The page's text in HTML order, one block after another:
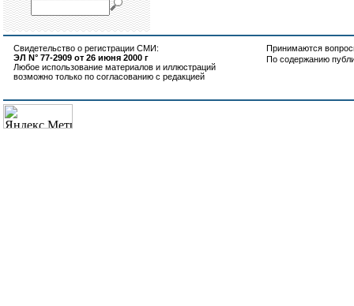
Свидетельство о регистрации СМИ:
ЭЛ N° 77-2909 от 26 июня 2000 г
Любое использование материалов и иллюстраций
возможно только по согласованию с редакцией
Принимаются
По содержанию